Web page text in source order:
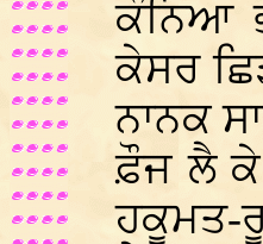
ਕੰਨਿਆ
ਕੇਸਰ
ਨਾਨਕ
ਫ਼ੌਜ ਲੈ ਕੇ
ਹਕੂਮਤ-